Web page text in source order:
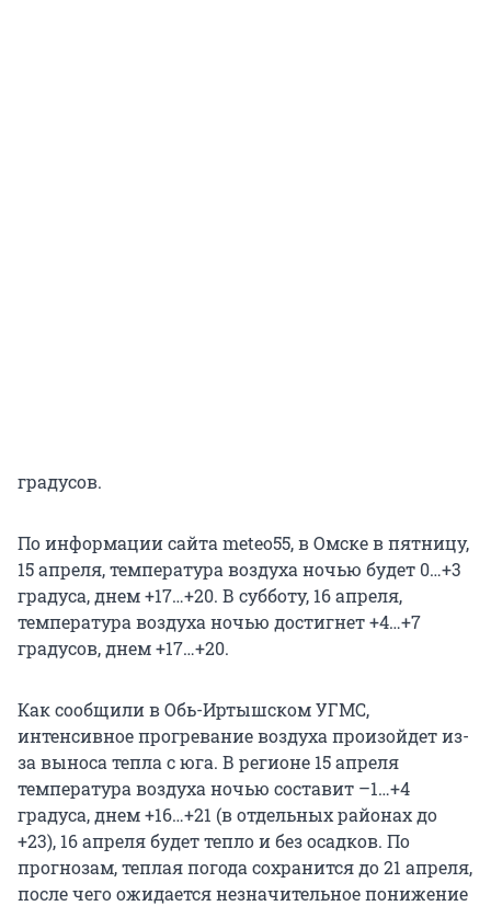
градусов.
По информации сайта meteo55, в Омске в пятницу,
15 апреля, температура воздуха ночью будет 0…+3
градуса, днем +17…+20. В субботу, 16 апреля,
температура воздуха ночью достигнет +4…+7
градусов, днем +17…+20.
Как сообщили в Обь-Иртышском УГМС,
интенсивное прогревание воздуха произойдет из-
за выноса тепла с юга. В регионе 15 апреля
температура воздуха ночью составит –1…+4
градуса, днем +16…+21 (в отдельных районах до
+23), 16 апреля будет тепло и без осадков. По
прогнозам, теплая погода сохранится до 21 апреля,
после чего ожидается незначительное понижение